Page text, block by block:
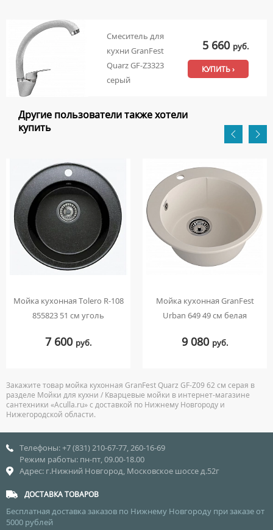
Смеситель для
кухни GranFest
Quarz GF-Z3323
серый
5 660 руб.
КУПИТЬ ›
Другие пользователи также хотели
купить
Мойка кухонная Tolero R-108
855823 51 см уголь
7 600 руб.
Мойка кухонная GranFest
Urban 649 49 см белая
9 080 руб.
Закажите товар мойка кухонная GranFest Quarz GF-Z09 62 см серая в
разделе Мойки для кухни / Кварцевые мойки в интернет-магазине
сантехники «Aculla.ru» с доставкой по Нижнему Новгороду и
Нижегородской области.
Телефоны: +7 (831) 210-67-77, 260-16-69
Режим работы: пн-пт, 09.00-18.00
Адрес: г.Нижний Новгород, Московское шоссе д.52г
ДОСТАВКА ТОВАРОВ
Бесплатная доставка заказов по Нижнему Новгороду при заказе от
5000 рублей